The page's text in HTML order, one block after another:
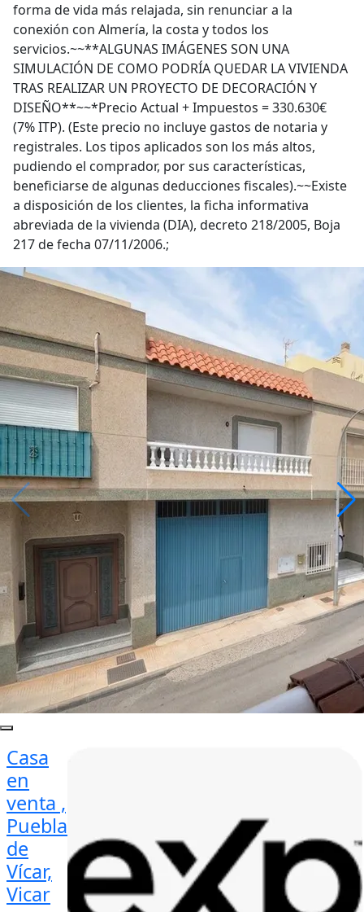
forma de vida más relajada, sin renunciar a la
conexión con Almería, la costa y todos los
servicios.~~**ALGUNAS IMÁGENES SON UNA
SIMULACIÓN DE COMO PODRÍA QUEDAR LA VIVIENDA
TRAS REALIZAR UN PROYECTO DE DECORACIÓN Y
DISEÑO**~~*Precio Actual + Impuestos = 330.630€
(7% ITP). (Este precio no incluye gastos de notaria y
registrales. Los tipos aplicados son los más altos,
pudiendo el comprador, por sus características,
beneficiarse de algunas deducciones fiscales).~~Existe
a disposición de los clientes, la ficha informativa
abreviada de la vivienda (DIA), decreto 218/2005, Boja
217 de fecha 07/11/2006.;
Casa
en
venta ,
Puebla
de
Vícar,
Vicar